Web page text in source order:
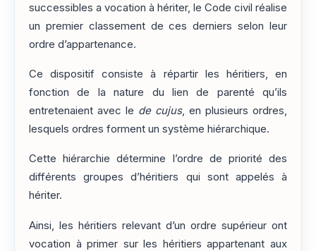
successibles a vocation à hériter, le Code civil réalise
un premier classement de ces derniers selon leur
ordre d’appartenance.
Ce dispositif consiste à répartir les héritiers, en
fonction de la nature du lien de parenté qu’ils
entretenaient avec le de cujus, en plusieurs ordres,
lesquels ordres forment un système hiérarchique.
Cette hiérarchie détermine l’ordre de priorité des
différents groupes d’héritiers qui sont appelés à
hériter.
Ainsi, les héritiers relevant d’un ordre supérieur ont
vocation à primer sur les héritiers appartenant aux